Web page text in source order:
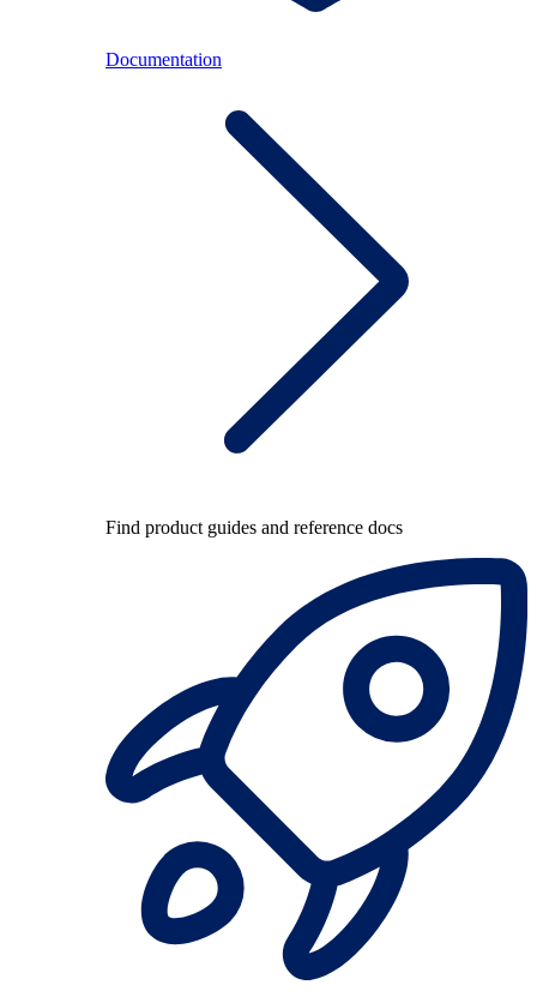
Documentation
Find product guides and reference docs